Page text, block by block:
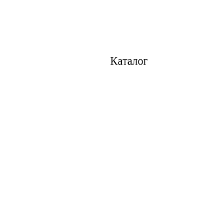
Каталог